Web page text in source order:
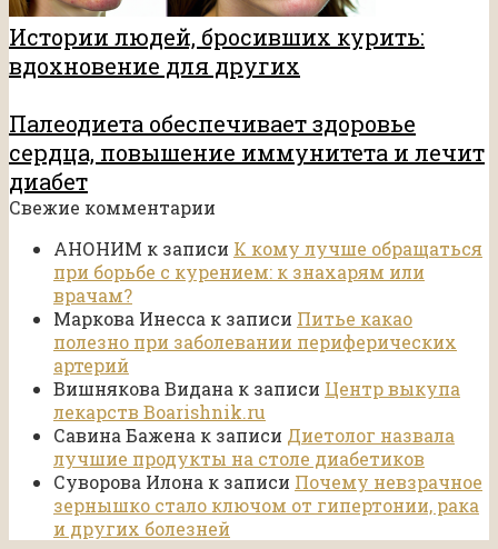
Истории людей, бросивших курить:
вдохновение для других
Палеодиета обеспечивает здоровье
сердца, повышение иммунитета и лечит
диабет
Свежие комментарии
АНОНИМ к записи К кому лучше обращаться
при борьбе с курением: к знахарям или
врачам?
Маркова Инесса к записи Питье какао
полезно при заболевании периферических
артерий
Вишнякова Видана к записи Центр выкупа
лекарств Boarishnik.ru
Савина Бажена к записи Диетолог назвала
лучшие продукты на столе диабетиков
Суворова Илона к записи Почему невзрачное
зернышко стало ключом от гипертонии, рака
и других болезней